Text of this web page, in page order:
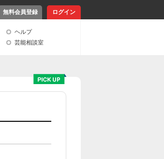
無料会員登録 ログイン
ヘルプ
芸能相談室